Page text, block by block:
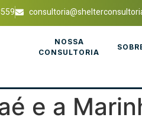
NOSSA
CONSULTORIA
e a